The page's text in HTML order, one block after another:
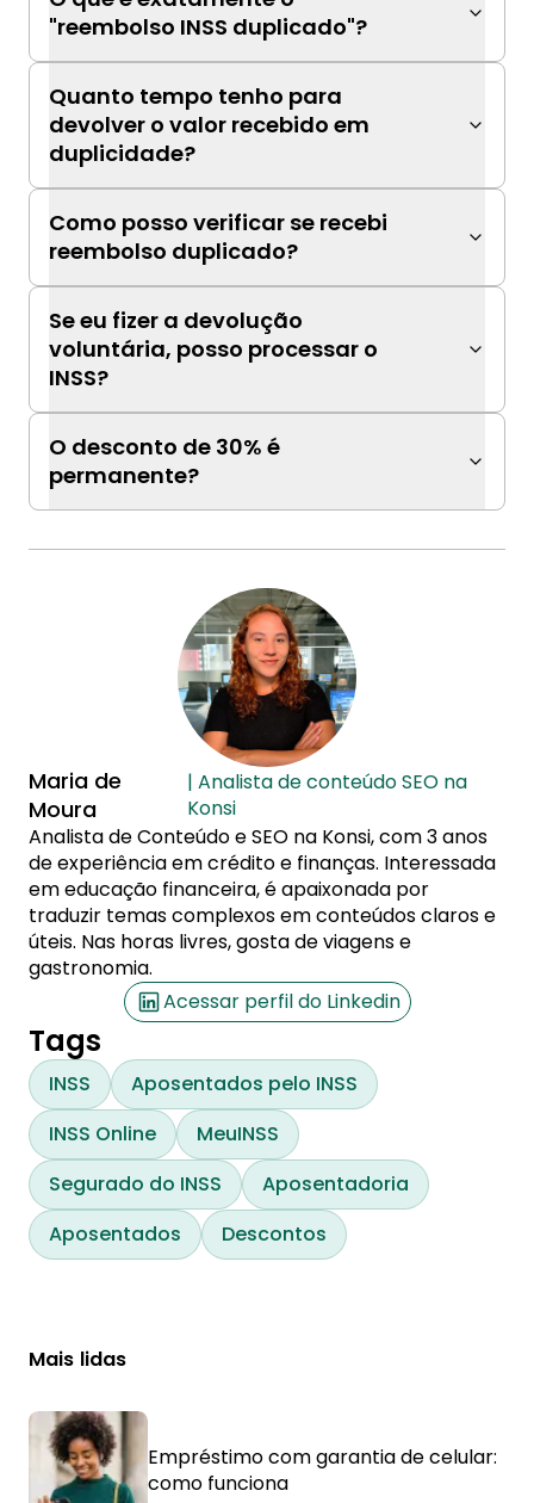
"reembolso INSS duplicado"?
Quanto tempo tenho para
devolver o valor recebido em
duplicidade?
Como posso verificar se recebi
reembolso duplicado?
Se eu fizer a devolução
voluntária, posso processar o
INSS?
O desconto de 30% é
permanente?
Maria de
Moura
| Analista de conteúdo SEO na
Konsi
Analista de Conteúdo e SEO na Konsi, com 3 anos
de experiência em crédito e finanças. Interessada
em educação financeira, é apaixonada por
traduzir temas complexos em conteúdos claros e
úteis. Nas horas livres, gosta de viagens e
gastronomia.
Acessar perfil do Linkedin
Tags
INSS
Aposentados pelo INSS
INSS Online
MeuINSS
Segurado do INSS
Aposentadoria
Aposentados
Descontos
Mais lidas
Empréstimo com garantia de celular:
como funciona